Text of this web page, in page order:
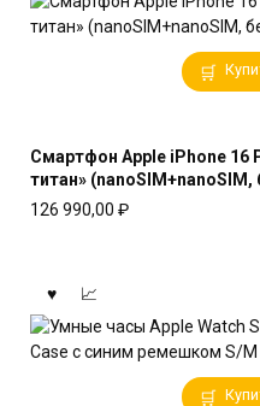
Смартфон Apple iPhone 16
титан» (nanoSIM+nanoSIM,
126 990,00 ₽